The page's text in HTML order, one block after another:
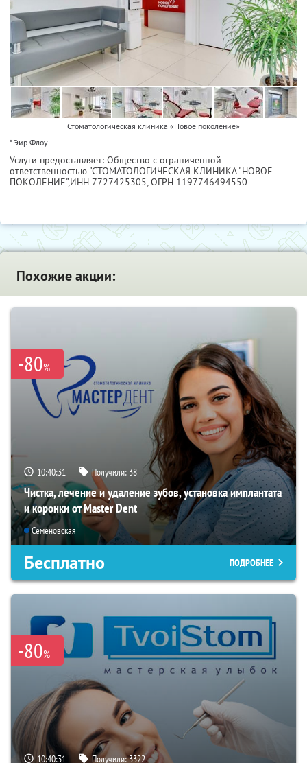
Стоматологическая клиника «Новое поколение»
* Эир Флоу
Услуги предоставляет: Общество с ограниченной
ответственностью "СТОМАТОЛОГИЧЕСКАЯ КЛИНИКА "НОВОЕ
ПОКОЛЕНИЕ",ИНН 7727425305, ОГРН 1197746494550
Похожие акции:
-80%
10:40:30 Получили: 38
Чистка, лечение и удаление зубов, установка имплантата
и коронки от Master Dent
Семёновская
Бесплатно ПОДРОБНЕЕ
-80%
10:40:30 Получили:3322